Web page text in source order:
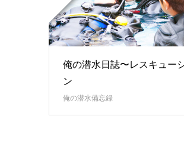
俺の潜水日誌〜レスキュー
ン
俺の潜水備忘録